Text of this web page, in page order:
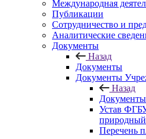
Международная
Публикации
Сотрудничество и
Аналитические
Документы
Назад
Документы
Документы
Назад
Устав
природный
Перечень